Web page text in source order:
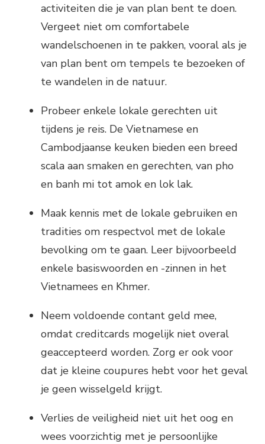
activiteiten die je van plan bent te doen.
Vergeet niet om comfortabele
wandelschoenen in te pakken, vooral als je
van plan bent om tempels te bezoeken of
te wandelen in de natuur.
Probeer enkele lokale gerechten uit
tijdens je reis. De Vietnamese en
Cambodjaanse keuken bieden een breed
scala aan smaken en gerechten, van pho
en banh mi tot amok en lok lak.
Maak kennis met de lokale gebruiken en
tradities om respectvol met de lokale
bevolking om te gaan. Leer bijvoorbeeld
enkele basiswoorden en -zinnen in het
Vietnamees en Khmer.
Neem voldoende contant geld mee,
omdat creditcards mogelijk niet overal
geaccepteerd worden. Zorg er ook voor
dat je kleine coupures hebt voor het geval
je geen wisselgeld krijgt.
Verlies de veiligheid niet uit het oog en
wees voorzichtig met je persoonlijke